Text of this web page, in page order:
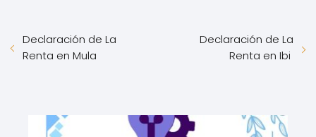
Declaración de La
Renta en Mula
Declaración de La
Renta en Ibi